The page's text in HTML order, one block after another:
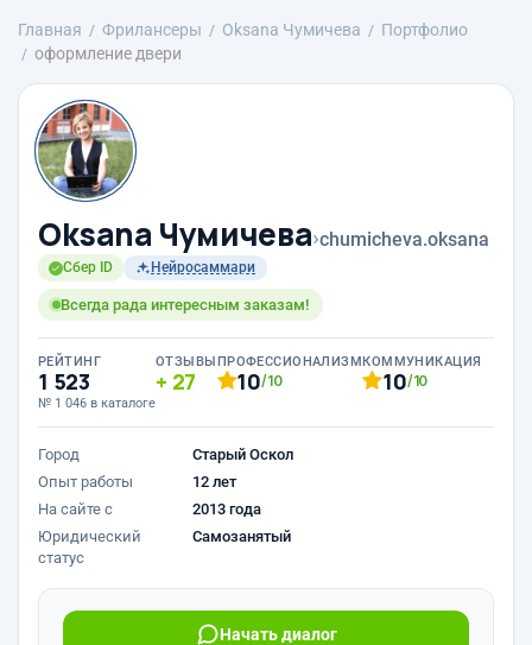
Главная Фрилансеры Oksana Чумичева
Портфолио
оформление двери
Oksana Чумичева›chumicheva.oksana
Сбер ID Нейросаммари
Всегда рада интересным заказам!
РЕЙТИНГ
1 523
№ 1 046 в каталоге
ОТЗЫВЫ
27
ПРОФЕССИОНАЛИЗМ
10/10
КОММУНИКАЦИЯ
10/10
Город
Старый Оскол
Опыт работы
12 лет
На сайте с
2013 года
Юридический
статус
Самозанятый
Начать диалог